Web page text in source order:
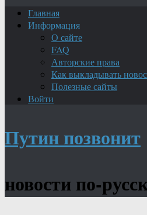
Главная
Информация
О сайте
FAQ
Авторские права
Как выкладывать
Полезные сайты
Войти
Путин позвонит
новости по-